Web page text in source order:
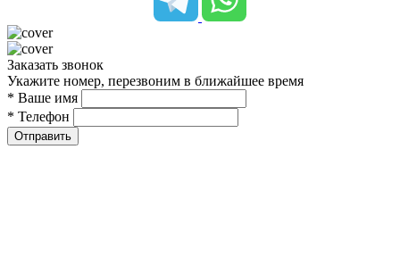
Заказать звонок
Укажите номер, перезвоним в ближайшее время
* Ваше имя
* Телефон
Отправить